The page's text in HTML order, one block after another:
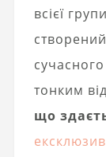
всієї
тонким
що